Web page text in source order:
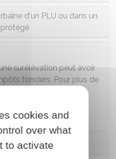
d'un PLU ou dans un
surélévation peut avoir
fonciers. Pour plus de
contacter votre
impôts fonciers.
cookies and
over what
to activate